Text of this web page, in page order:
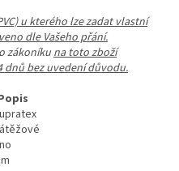
u kterého lze zadat vlastní
dle Vašeho přání.
zákoníku na toto zboží
dnů bez uvedení důvodu.